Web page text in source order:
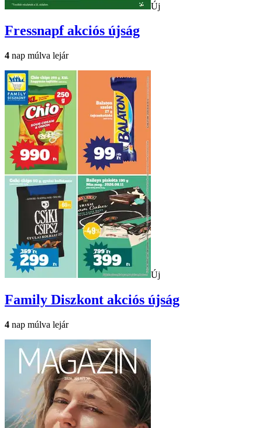
Új
Fressnapfakciós újság
4 nap múlva lejár
Új
Family Diszkont akciós újság
4 nap múlva lejár